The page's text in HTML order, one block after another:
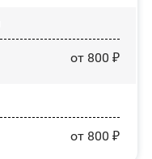
от 800 ₽
от 800 ₽